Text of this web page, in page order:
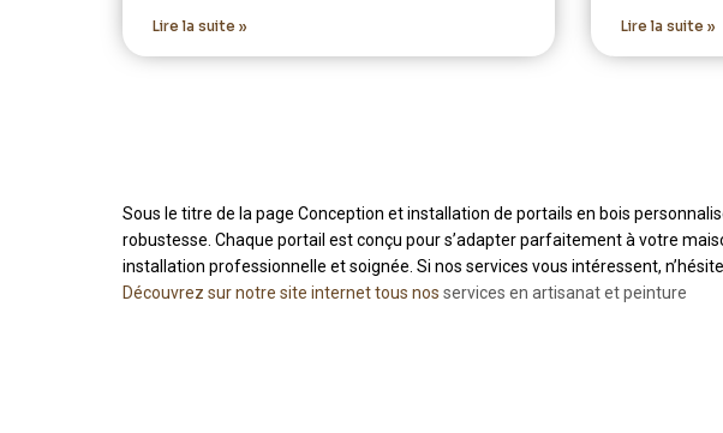
Lire la suite » Lire la suite »
Sous le titre de la page Conception et installation de portails en bois
robustesse. Chaque portail est conçu pour s’adapter parfaitement à votre
installation professionnelle et soignée. Si nos services vous intéressent,
Découvrez sur notre site internet tous nos services en artisanat et peinture